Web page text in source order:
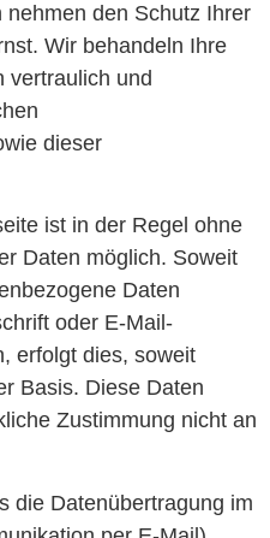
den Schutz Ihrer
Wir behandeln Ihre
vertraulich und
dieser
ist in der Regel ohne
Daten möglich. Soweit
Daten
oder E-Mail-
erfolgt dies, soweit
Basis. Diese Daten
Zustimmung nicht an
die Datenübertragung im